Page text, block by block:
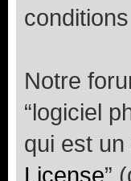
Notre
“logiciel
qui est
License”